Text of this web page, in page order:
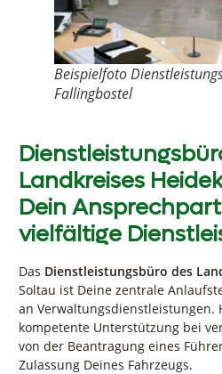
Beispielfoto
Fallingbostel
Landkreises
Dein
vielfältige
Das Dienstleistungsbüro des
Soltau ist Deine zentrale
an Verwaltungsdienstleistungen.
kompetente Unterstützung bei
von der Beantragung eines
Zulassung Deines Fahrzeugs.